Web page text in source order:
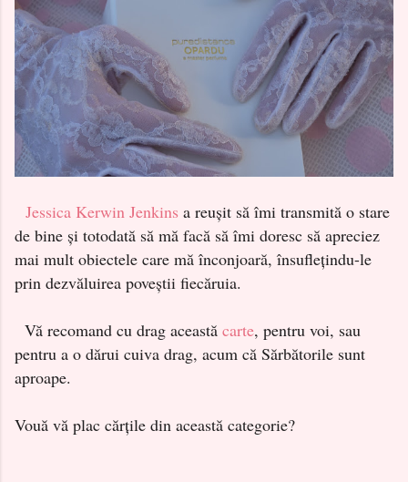
Jessica Kerwin Jenkins a reușit să îmi transmită o stare
de bine și totodată să mă facă să îmi doresc să apreciez
mai mult obiectele care mă înconjoară, însuflețindu-le
prin dezvăluirea poveștii fiecăruia.
Vă recomand cu drag această carte, pentru voi, sau
pentru a o dărui cuiva drag, acum că Sărbătorile sunt
aproape.
Vouă vă plac cărțile din această categorie?